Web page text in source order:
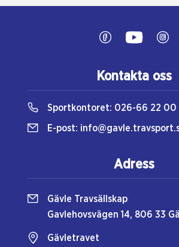
Kontakta oss
Sportkontoret: 026-66 22 00
E-post:
Adress
Gävle Travsällskap
Gavlehovsvägen 14, 806 33
Gävletravet